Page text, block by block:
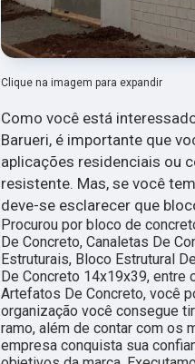
Clique na imagem para expandir
Como você está
Barueri, é importante que
aplicações residenciais ou
resistente. Mas, se você
deve-se esclarecer que
Procurou por bloco de
De Concreto, Canaletas De
Estruturais, Bloco Estrutural
De Concreto 14x19x39,
Artefatos De Concreto, você
organização você consegue
ramo, além de contar com os
empresa conquista sua